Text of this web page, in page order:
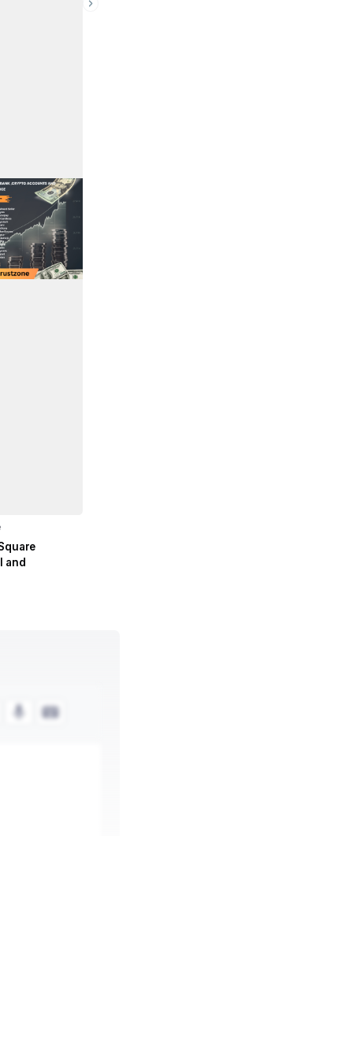
and